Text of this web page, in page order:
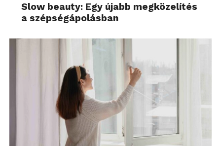
Slow beauty: Egy újabb megközelítés
a szépségápolásban